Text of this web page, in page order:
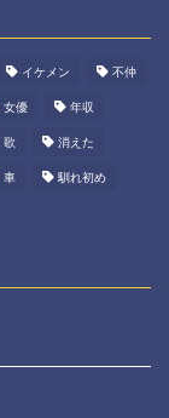
イケメン 不仲
女優 年収
歌 消えた
車 馴れ初め